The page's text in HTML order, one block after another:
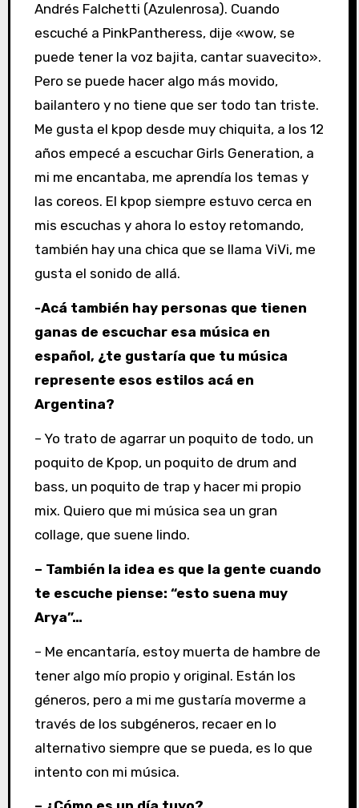
Andrés Falchetti (Azulenrosa). Cuando
escuché a PinkPantheress, dije «wow, se
puede tener la voz bajita, cantar suavecito».
Pero se puede hacer algo más movido,
bailantero y no tiene que ser todo tan triste.
Me gusta el kpop desde muy chiquita, a los 12
años empecé a escuchar Girls Generation, a
mi me encantaba, me aprendía los temas y
las coreos. El kpop siempre estuvo cerca en
mis escuchas y ahora lo estoy retomando,
también hay una chica que se llama ViVi, me
gusta el sonido de allá.
-Acá también hay personas que tienen
ganas de escuchar esa música en
español, ¿te gustaría que tu música
represente esos estilos acá en
Argentina?
– Yo trato de agarrar un poquito de todo, un
poquito de Kpop, un poquito de drum and
bass, un poquito de trap y hacer mi propio
mix. Quiero que mi música sea un gran
collage, que suene lindo.
– También la idea es que la gente cuando
te escuche piense: “esto suena muy
Arya”…
– Me encantaría, estoy muerta de hambre de
tener algo mío propio y original. Están los
géneros, pero a mi me gustaría moverme a
través de los subgéneros, recaer en lo
alternativo siempre que se pueda, es lo que
intento con mi música.